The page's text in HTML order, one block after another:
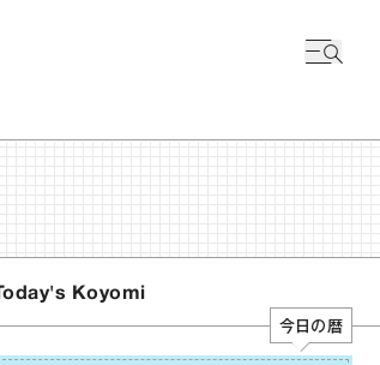
Today's Koyomi
今日の暦